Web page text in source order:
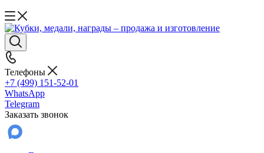
Телефоны
+7 (499) 151-52-01
WhatsApp
Telegram
Заказать звонок